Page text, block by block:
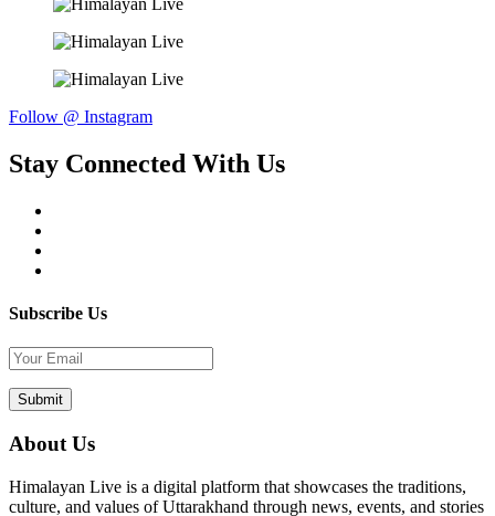
Follow @ Instagram
Stay Connected With Us
Subscribe Us
About Us
Himalayan Live is a digital platform that showcases the traditions,
culture, and values of Uttarakhand through news, events, and stories